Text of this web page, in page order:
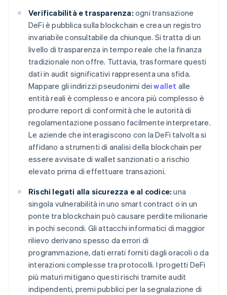
Verificabilità e trasparenza: ogni transazione
DeFi è pubblica sulla blockchain e crea un registro
invariabile consultabile da chiunque. Si tratta di un
livello di trasparenza in tempo reale che la finanza
tradizionale non offre. Tuttavia, trasformare questi
dati in audit significativi rappresenta una sfida.
Mappare gli indirizzi pseudonimi deiwallet alle
entità reali è complesso e ancora più complesso è
produrre report di conformità che le autorità di
regolamentazione possano facilmente interpretare.
Le aziende che interagiscono con la DeFi talvolta si
affidano a strumenti di analisi della blockchain per
essere avvisate di wallet sanzionati o a rischio
elevato prima di effettuare transazioni.
Rischi legati alla sicurezza e al codice: una
singola vulnerabilità in uno smart contract o in un
ponte tra blockchain può causare perdite milionarie
in pochi secondi. Gli attacchi informatici di maggior
rilievo derivano spesso da errori di
programmazione, dati errati forniti dagli oracoli o da
interazioni complesse tra protocolli. I progetti DeFi
più maturi mitigano questi rischi tramite audit
indipendenti, premi pubblici per la segnalazione di